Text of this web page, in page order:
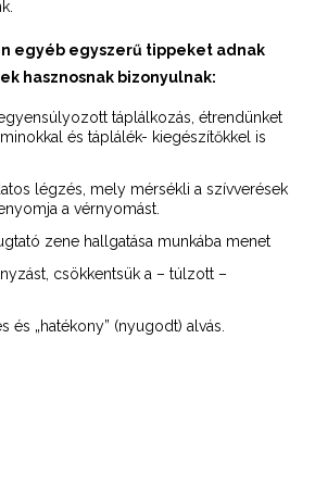
egyéb egyszerű tippeket adnak
hasznosnak bizonyulnak:
táplálkozás, étrendünket
és táplálék- kiegészítőkkel is
légzés, mely mérsékli a szívverések
a vérnyomást.
zene hallgatása munkába menet
csökkentsük a – túlzott –
és „hatékony” (nyugodt) alvás.